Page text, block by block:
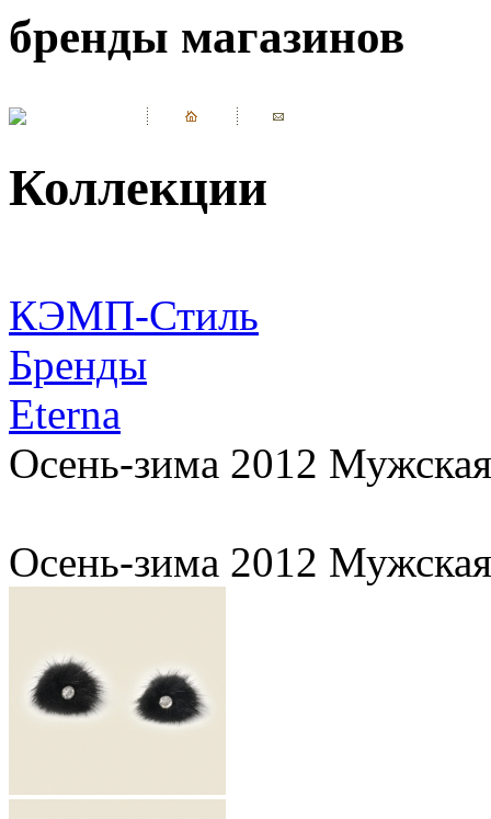
бренды магазинов
Коллекции
КЭМП-Стиль
Бренды
Eterna
Осень-зима 2012
Осень-зима 2012